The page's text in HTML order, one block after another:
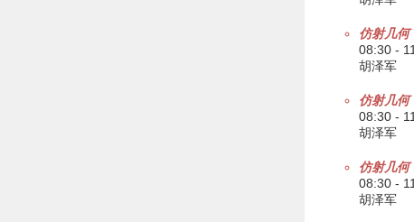
仿射几何
08:30 -
胡泽军
仿射几何
08:30 -
胡泽军
仿射几何
08:30 -
胡泽军